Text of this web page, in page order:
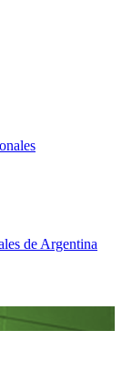
de Argentina